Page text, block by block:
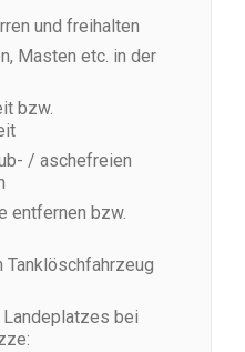
und freihalten
Masten etc. in der
bzw.
/ aschefreien
entfernen bzw.
Tanklöschfahrzeug
bei